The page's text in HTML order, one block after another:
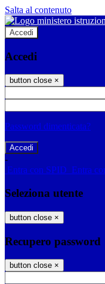
Salta al contenuto
Accedi
Accedi
button close ×
Password dimenticata?
-
Entra con SPID Entra
Seleziona utente
button close ×
Recupero password
button close ×